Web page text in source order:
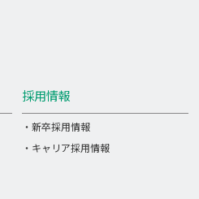
採用情報
・新卒採用情報
・キャリア採用情報